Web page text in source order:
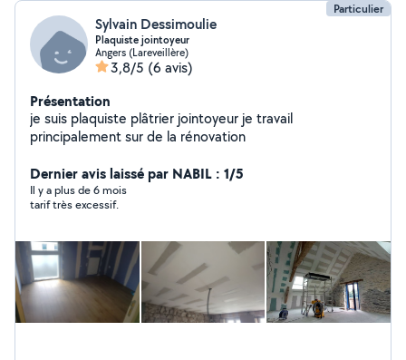
Particulier
Sylvain Dessimoulie
Plaquiste jointoyeur
Angers (Lareveillère)
3,8/5 (6 avis)
Présentation
je suis plaquiste plâtrier jointoyeur je travail
principalement sur de la rénovation
Dernier avis laissé par NABIL : 1/5
Il y a plus de 6 mois
tarif très excessif.